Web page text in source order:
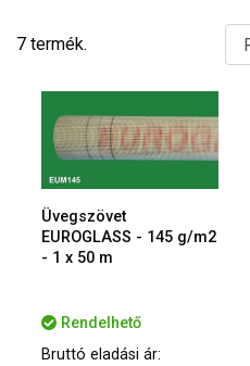
7 termék.
Üvegszövet
EUROGLASS - 145 g/m2
- 1 x 50 m
Rendelhető
Bruttó eladási ár: